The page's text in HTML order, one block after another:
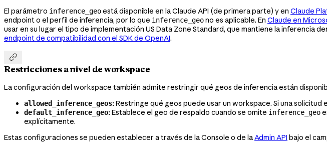
El parámetro inference_geoestá disponible en la Claude API (de primera parte) y en Claude
endpoint o el perfil de inferencia, por lo que inference_geono es aplicable. En Claude en
usar en su lugar el tipo de implementación US Data Zone Standard, que mantiene la inferencia
endpoint de compatibilidad con el SDK de OpenAI.

Restricciones a nivel de workspace
La configuración del workspace también admite restringir qué geos de inferencia están
allowed_inference_geos:Restringe qué geos puede usar un workspace. Si una solicitud
default_inference_geo:Establece el geo de respaldo cuando se omite inference_geo
explícitamente.
Estas configuraciones se pueden establecer a través de la Console o de laAdmin API bajo el